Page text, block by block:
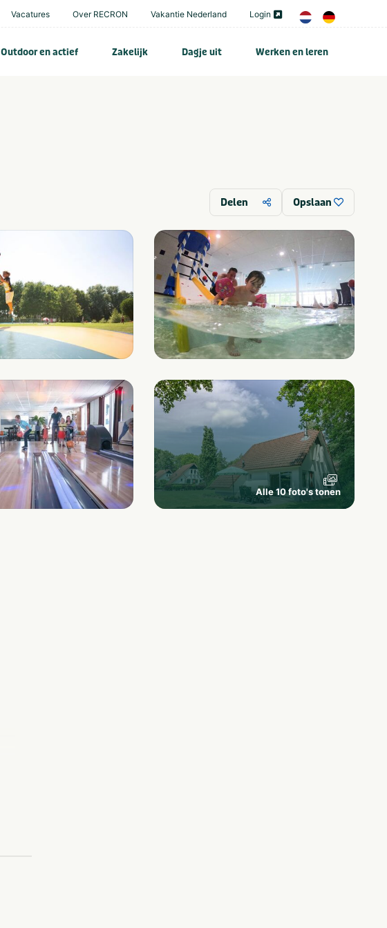
Vacatures Over RECRON Vakantie Nederland Login
Outdoor en actief Zakelijk Dagje uit Werken en leren
Delen Opslaan
Alle 10 foto's tonen